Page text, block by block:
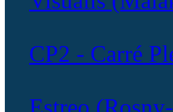
CP2 - Carré